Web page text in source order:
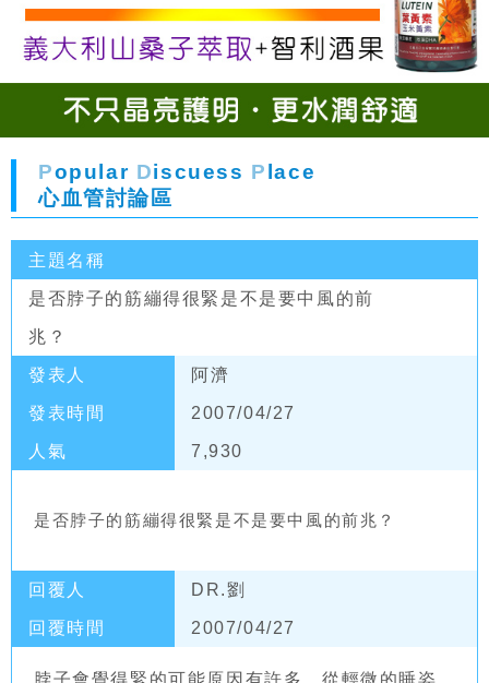
Popular Discuess P lace
心血管討論區
主題名稱
是否脖子的筋繃得很緊是不是要中風的前
兆？
發表人 阿濟
發表時間 2007/04/27
人氣 7,930
是否脖子的筋繃得很緊是不是要中風的前兆？
回覆人 DR.劉
回覆時間 2007/04/27
脖子會覺得緊的可能原因有許多，從輕微的睡姿